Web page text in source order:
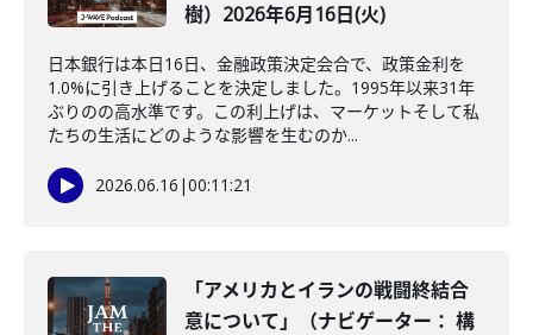
樹）2026年6月16日(火)
日本銀行は本日16日、金融政策決定会合で、政策金利を
1.0%に引き上げることを決定しました。1995年以来31年
ぶりのの高水準です。この利上げは、マーケットそして私
たちの生活にどのような影響を生むのか...
2026.06.16 |00:11:21
「アメリカとイランの戦闘終結合
意について」（ナビゲーター： 構